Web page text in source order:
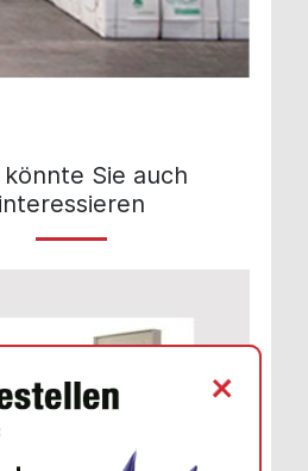
+
könnte Sie auch
interessieren